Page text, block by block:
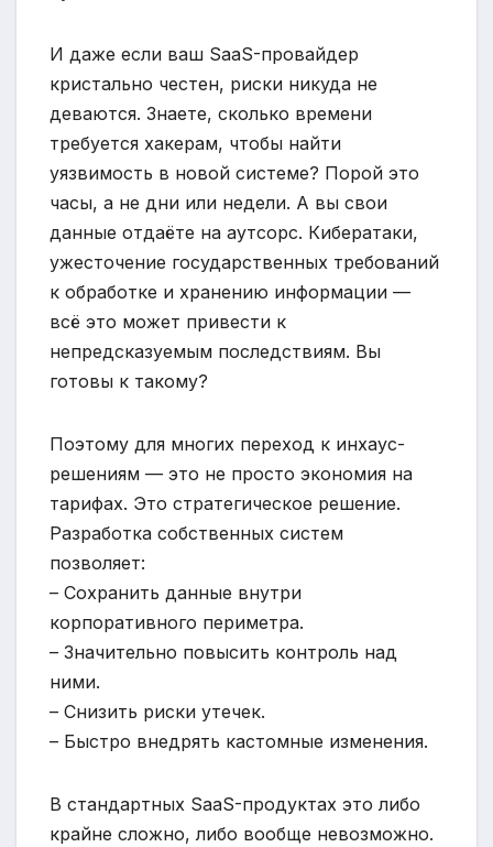
И даже если ваш SaaS-провайдер
кристально честен, риски никуда не
деваются. Знаете, сколько времени
требуется хакерам, чтобы найти
уязвимость в новой системе? Порой это
часы, а не дни или недели. А вы свои
данные отдаёте на аутсорс. Кибератаки,
ужесточение государственных требований
к обработке и хранению информации —
всё это может привести к
непредсказуемым последствиям. Вы
готовы к такому?
Поэтому для многих переход к инхаус-
решениям — это не просто экономия на
тарифах. Это стратегическое решение.
Разработка собственных систем
позволяет:
– Сохранить данные внутри
корпоративного периметра.
– Значительно повысить контроль над
ними.
– Снизить риски утечек.
– Быстро внедрять кастомные изменения.
В стандартных SaaS-продуктах это либо
крайне сложно, либо вообще невозможно.